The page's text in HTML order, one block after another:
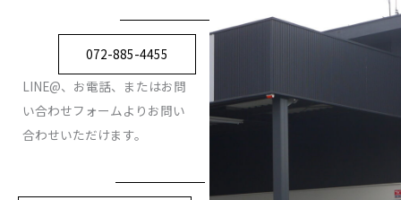
072-885-4455
LINE@、お電話、またはお問
い合わせフォームよりお問い
合わせいただけます。